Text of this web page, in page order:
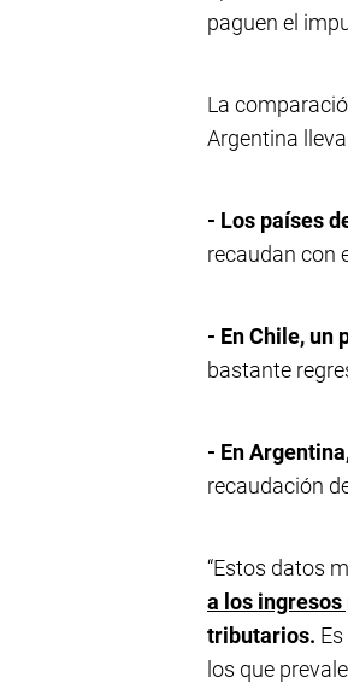
paguen el
La
Argentina
- Los países
recaudan con
- En Chile, un
bastante
- En
recaudación
“Estos datos
a los
tributarios.
los que